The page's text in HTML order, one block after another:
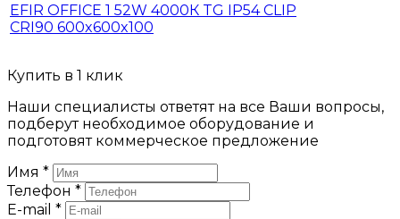
EFIR OFFICE 1 52W 4000К TG IP54 CLIP
CRI90 600x600x100
Купить в 1 клик
Наши специалисты ответят на все Ваши вопросы,
подберут необходимое оборудование и
подготовят коммерческое предложение
Имя *
Телефон *
E-mail *